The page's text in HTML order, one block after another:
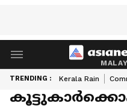
TRENDING : Kerala Rain